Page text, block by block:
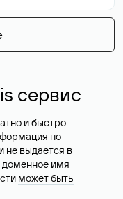
сервис
и быстро
по
не выдается в
доменное имя
может быть